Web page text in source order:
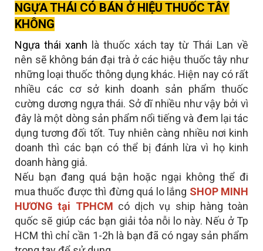
NGỰA THÁI CÓ BÁN Ở HIỆU THUỐC TÂY
KHÔNG
Ngựa thái xanh là thuốc xách tay từ Thái Lan về
nên sẽ không bán đại trà ở các hiệu thuốc tây như
những loại thuốc thông dụng khác. Hiện nay có rất
nhiều các cơ sở kinh doanh sản phẩm thuốc
cường dương ngựa thái. Sở dĩ nhiều như vậy bởi vì
đây là một dòng sản phẩm nổi tiếng và đem lại tác
dụng tương đối tốt. Tuy nhiên càng nhiều nơi kinh
doanh thì các bạn có thể bị đánh lừa vì họ kinh
doanh hàng giả.
Nếu bạn đang quá bận hoặc ngại không thể đi
mua thuốc được thì đừng quá lo lắng SHOP MINH
HƯƠNG tại TPHCM có dịch vụ ship hàng toàn
quốc sẽ giúp các bạn giải tỏa nỗi lo này. Nếu ở Tp
HCM thì chỉ cần 1-2h là bạn đã có ngay sản phẩm